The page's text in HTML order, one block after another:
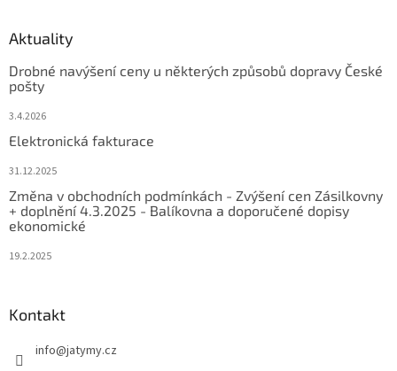
Aktuality
Drobné navýšení ceny u některých způsobů dopravy České
pošty
3.4.2026
Elektronická fakturace
31.12.2025
Změna v obchodních podmínkách - Zvýšení cen Zásilkovny
+ doplnění 4.3.2025 - Balíkovna a doporučené dopisy
ekonomické
19.2.2025
Kontakt
info@jatymy.cz